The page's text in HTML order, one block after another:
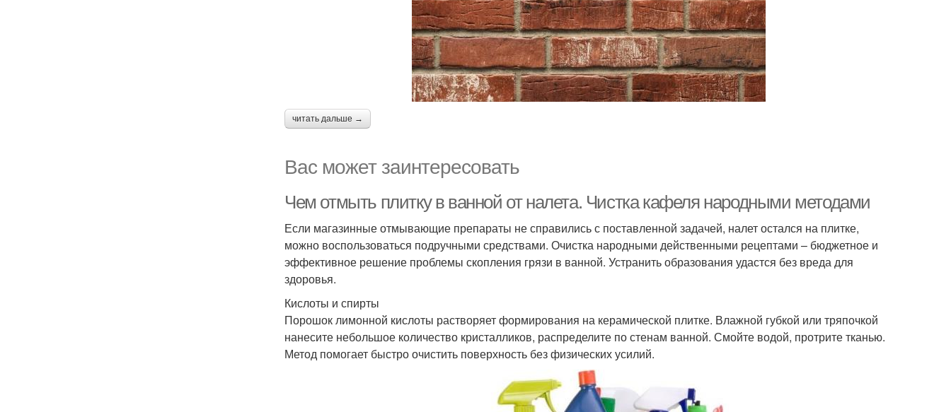
читать дальше →
Вас может заинтересовать
Чем отмыть плитку в ванной от налета. Чистка кафеля народными методами
Если магазинные отмывающие препараты не справились с поставленной задачей, налет остался на плитке,
можно воспользоваться подручными средствами. Очистка народными действенными рецептами – бюджетное и
эффективное решение проблемы скопления грязи в ванной. Устранить образования удастся без вреда для
здоровья.
Кислоты и спирты
Порошок лимонной кислоты растворяет формирования на керамической плитке. Влажной губкой или тряпочкой
нанесите небольшое количество кристалликов, распределите по стенам ванной. Смойте водой, протрите тканью.
Метод помогает быстро очистить поверхность без физических усилий.